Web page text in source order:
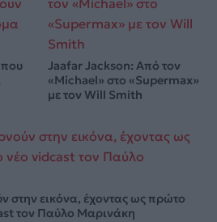
που
Jaafar Jackson: Από τον
«Michael» στο «Supermax»
με τον Will Smith
στην εικόνα, έχοντας ως πρώτο
τον Παύλο Μαρινάκη